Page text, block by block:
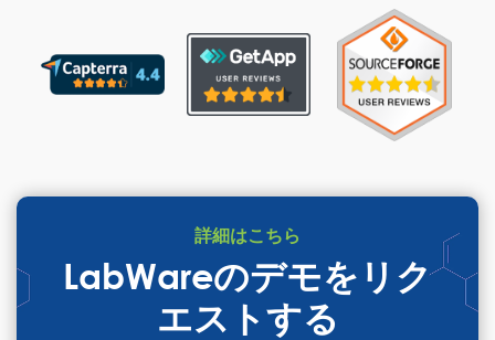
詳細はこちら
LabWareのデモをリク
エストする